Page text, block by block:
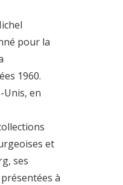
pour la
1960.
Unis, en
et
ses
à